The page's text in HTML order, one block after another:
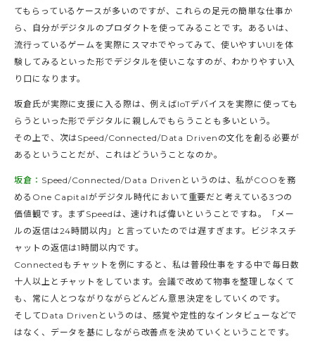
てもらっているケースが多いのですが、これらの足元の簡単な仕事か
ら、自分がデジタルのプロダクトを使ってみることです。あるいは、
流行っているゲームを実際にスマホでやってみて、使いやすいUIを体
験してみるといった形でデジタルを使いこなすのが、わかりやすい入
り口になります。
坂倉氏が実際に支援に入る際は、例えばIoTデバイスを実際に使っても
らうといった形でデジタルに親しんでもらうことも多いという。
その上で、次はSpeed/Connected/Data Drivenの文化を創る必要が
あるということだが、これはどういうことなのか。
坂倉： Speed/Connected/Data Drivenというのは、私がCOOを務
めるOne Capitalがデジタル時代において重要だと考えている3つの
価値観です。まずSpeedは、速ければ偉いということですね。「メー
ルの返信は24時間以内」と言っていたのでは遅すぎます。ビジネスチ
ャットの返信は1時間以内です。
Connectedもチャットを例にすると、私は普段仕事をする中で毎日数
十人以上とチャットをしています。会議で改めて物事を整理しなくて
も、常に人とつながりながらどんどん意思決定をしていくのです。
そしてData Drivenというのは、感覚や定性的なインタビューなどで
はなく、データを基にしながら改善点を決めていくということです。